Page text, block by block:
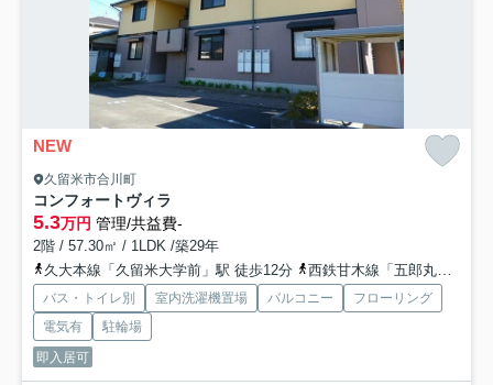
NEW
久留米市合川町
コンフォートヴィラ
5.3万円 管理/共益費-
2階 / 57.30㎡ / 1LDK /築29年
久大本線「久留米大学前」駅 徒歩12分
西鉄甘木線「五郎丸」駅 徒歩44分
バス・トイレ別 室内洗濯機置場 バルコニー
フローリング
電気有
駐輪場
即入居可